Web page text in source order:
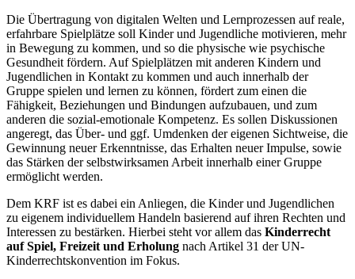
Die Übertragung von digitalen Welten und Lernprozessen auf reale,
erfahrbare Spielplätze soll Kinder und Jugendliche motivieren, mehr
in Bewegung zu kommen, und so die physische wie psychische
Gesundheit fördern. Auf Spielplätzen mit anderen Kindern und
Jugendlichen in Kontakt zu kommen und auch innerhalb der
Gruppe spielen und lernen zu können, fördert zum einen die
Fähigkeit, Beziehungen und Bindungen aufzubauen, und zum
anderen die sozial-emotionale Kompetenz. Es sollen Diskussionen
angeregt, das Über- und ggf. Umdenken der eigenen Sichtweise, die
Gewinnung neuer Erkenntnisse, das Erhalten neuer Impulse, sowie
das Stärken der selbstwirksamen Arbeit innerhalb einer Gruppe
ermöglicht werden.
Dem KRF ist es dabei ein Anliegen, die Kinder und Jugendlichen
zu eigenem individuellem Handeln basierend auf ihren Rechten und
Interessen zu bestärken. Hierbei steht vor allem das Kinderrecht
auf Spiel, Freizeit und Erholung nach Artikel 31 der UN-
Kinderrechtskonvention im Fokus.